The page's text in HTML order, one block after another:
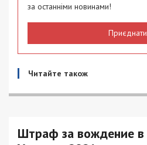
за останніми новинами!
Читайте також
Штраф за вождение в